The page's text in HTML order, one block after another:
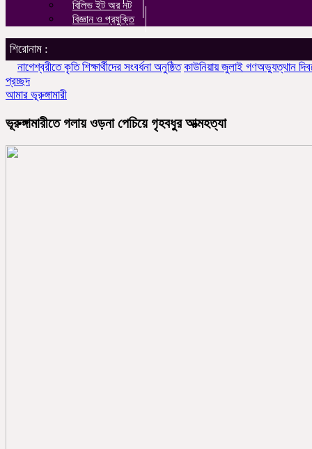
বিলিভ ইট অর নট
বিজ্ঞান ও প্রযুক্তি
শিরোনাম :
কৃতি শিক্ষার্থীদের সংবর্ধনা অনুষ্ঠিত কাউনিয়ায় জুলাই গণঅভ্যুত্থান দিবসে
প্রচ্ছদ
আমার ভূরুঙ্গামারী
ভূরুঙ্গামারীতে গলায় ওড়না পেচিয়ে গৃহবধুর আত্মহত্যা